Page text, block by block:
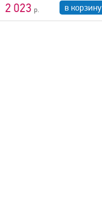
2 023 в корзину